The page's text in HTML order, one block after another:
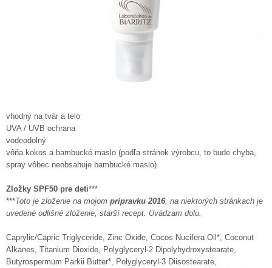
vhodný na tvár a telo
UVA / UVB ochrana
vodeodolný
vôňa kokos a bambucké maslo (podľa stránok výrobcu, to bude chyba,
spray vôbec neobsahuje bambucké maslo)
Zložky SPF50 pre deti***
***Toto je zloženie na mojom prípravku 2016 , na niektorých stránkach je
uvedené odlišné zloženie, starší recept. Uvádzam dolu.
Caprylic/Capric Triglyceride, Zinc Oxide, Cocos Nucifera Oil*, Coconut
Alkanes, Titanium Dioxide, Polyglyceryl-2 Dipolyhydroxystearate,
Butyrospermum Parkii Butter*, Polyglyceryl-3 Diisostearate,